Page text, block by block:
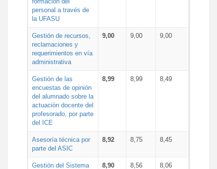
personal a través de
la UFASU
Gestión de recursos,
reclamaciones y
requerimientos en vía
administrativa
9,00 9,00 9,00
Gestión de las
encuestas de opinión
del alumnado sobre la
actuación docente del
profesorado, por parte
del ICE
8,99 8,99 8,49
Asesoría técnica por
parte del ASIC
8,92 8,75 8,45
Gestión del Sistema
8,90 8,56 8,06